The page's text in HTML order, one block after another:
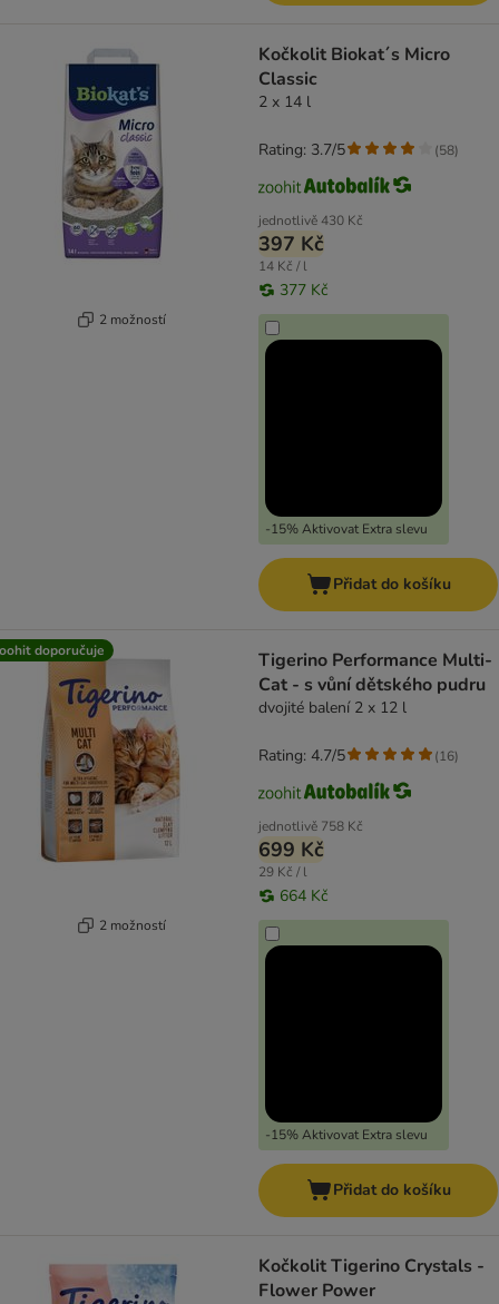
2 možností
Kočkolit Biokat´s Micro
Classic
2 x 14 l
jednotlivě430 Kč
397 Kč
14 Kč / l
377 Kč
-15% Aktivovat Extra slevu
Rating: 3.7/5 (58)
Přidat do košíku
doporučuje
2 možností
Tigerino Performance Multi-
Cat - s vůní dětského pudru
dvojité balení 2 x 12 l
jednotlivě 758 Kč
699 Kč
29 Kč / l
664 Kč
-15% Aktivovat Extra slevu
Rating: 4.7/5 (16)
Přidat do košíku
Kočkolit Tigerino Crystals -
Flower Power